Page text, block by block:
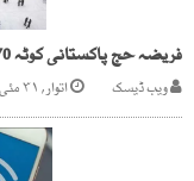
فریضہ حج پاکستانی کوٹہ 70 فیصد کم ہونے کا امکان
ویب ڈیسک اتوار, ۳۱ مئی ۲۰۲۰